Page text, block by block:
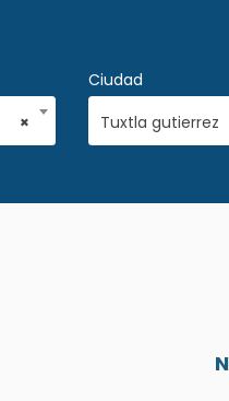
×
Ciudad
Tuxtla gutierrez